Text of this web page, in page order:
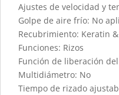
Ajustes de velocidad y
Golpe de aire frío: No
Recubrimiento: Keratin
Funciones: Rizos
Función de liberación
Multidiámetro: No
Tiempo de rizado